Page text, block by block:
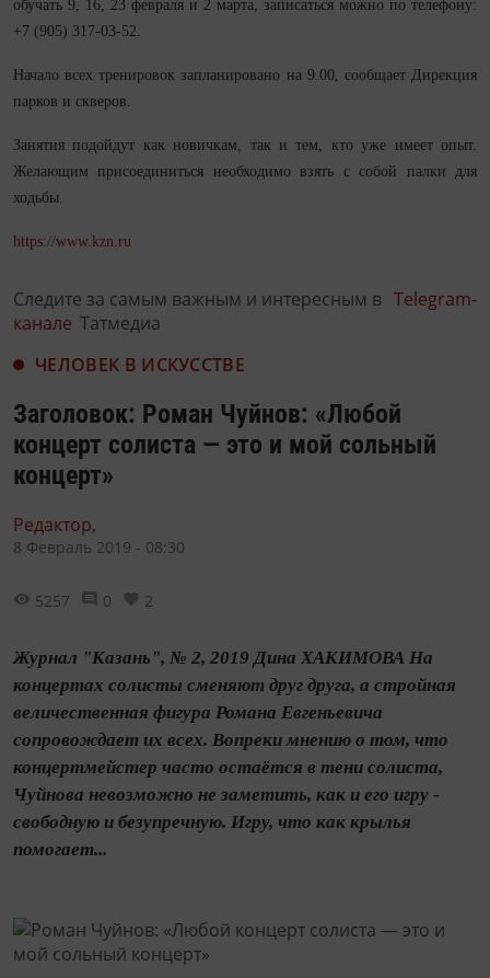
обучать 9, 16, 23 февраля и 2 марта, записаться можно по телефону:
+7 (905) 317-03-52.
Начало всех тренировок запланировано на 9.00, сообщает Дирекция
парков и скверов.
Занятия подойдут как новичкам, так и тем, кто уже имеет опыт.
Желающим присоединиться необходимо взять с собой палки для
ходьбы.
https://www.kzn.ru
Следите за самым важным и интересным в Telegram-
канале Татмедиа
ЧЕЛОВЕК В ИСКУССТВЕ
Заголовок: Роман Чуйнов: «Любой
концерт солиста — это и мой сольный
концерт»
Редактор,
8 Февраль 2019 - 08:30
5257 0 2
Журнал "Казань", № 2, 2019 Дина ХАКИМОВА На
концертах солисты сменяют друг друга, а стройная
величественная фигура Романа Евгеньевича
сопровождает их всех. Вопреки мнению о том, что
концертмейстер часто остаётся в тени солиста,
Чуйнова невозможно не заметить, как и его игру -
свободную и безупречную. Игру, что как крылья
помогает...